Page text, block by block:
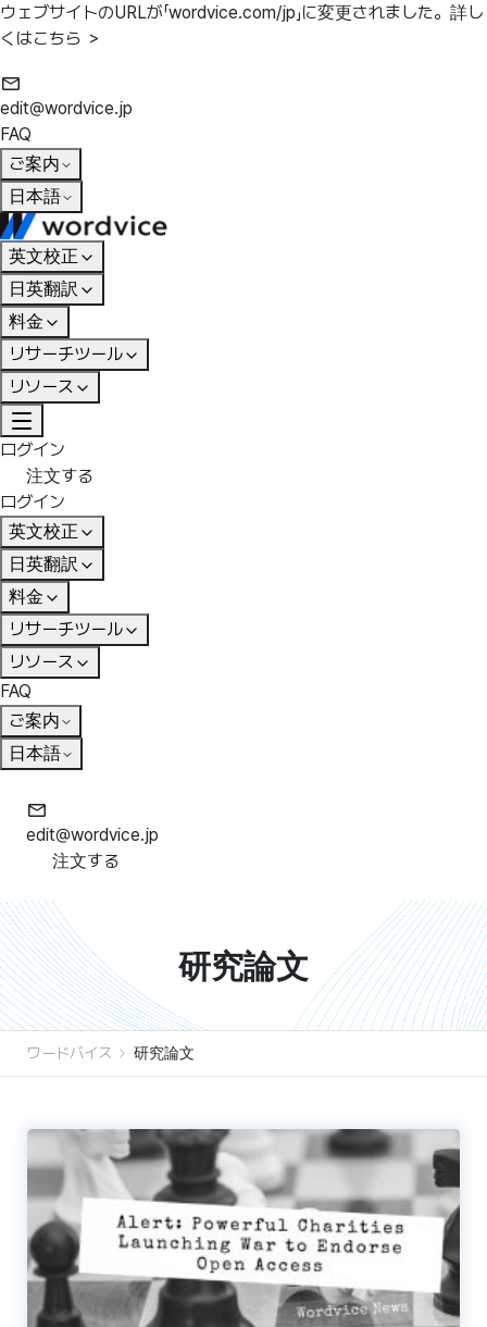
ウェブサイトのURLが「wordvice.com/jp」に変更されました。 詳し
くはこちら ＞
edit@wordvice.jp
FAQ
ご案内
日本語
英文校正
日英翻訳
料金
リサーチツール
リソース
ログイン
注文する
ログイン
英文校正
日英翻訳
料金
リサーチツール
リソース
FAQ
ご案内
日本語
edit@wordvice.jp
注文する
研究論文
ワードバイス 研究論文